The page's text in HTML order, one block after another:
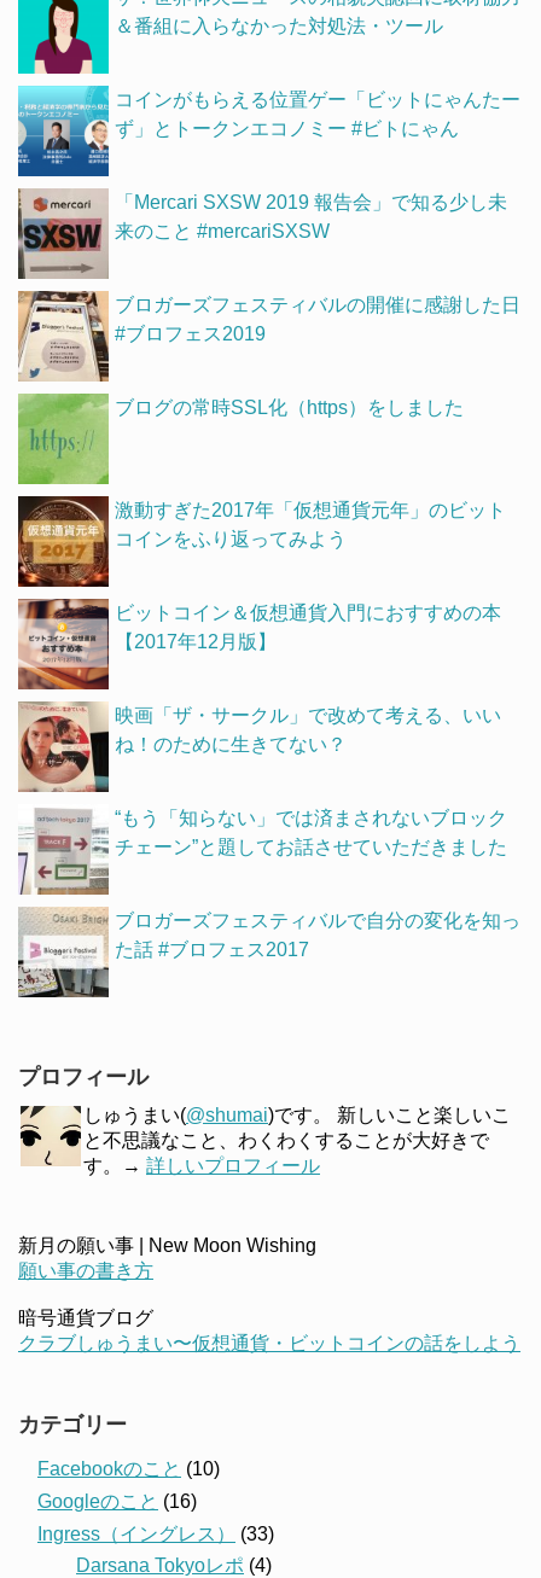
＆番組に入らなかった対処法・ツール
コインがもらえる位置ゲー「ビットにゃんたー
ず」とトークンエコノミー #ビトにゃん
「Mercari SXSW 2019 報告会」で知る少し未
来のこと #mercariSXSW
ブロガーズフェスティバルの開催に感謝した日
#ブロフェス2019
ブログの常時SSL化（https）をしました
激動すぎた2017年「仮想通貨元年」のビット
コインをふり返ってみよう
ビットコイン＆仮想通貨入門におすすめの本
【2017年12月版】
映画「ザ・サークル」で改めて考える、いい
ね！のために生きてない？
“もう「知らない」では済まされないブロック
チェーン”と題してお話させていただきました
ブロガーズフェスティバルで自分の変化を知っ
た話 #ブロフェス2017
プロフィール
しゅうまい(@shumai)です。 新しいこと楽しいこ
と不思議なこと、わくわくすることが大好きで
す。→ 詳しいプロフィール
新月の願い事 | New Moon Wishing
願い事の書き方
暗号通貨ブログ
クラブしゅうまい〜仮想通貨・ビットコインの話をしよう
カテゴリー
Facebookのこと (10)
Googleのこと (16)
Ingress（イングレス）
(33)
Darsana Tokyoレポ (4)